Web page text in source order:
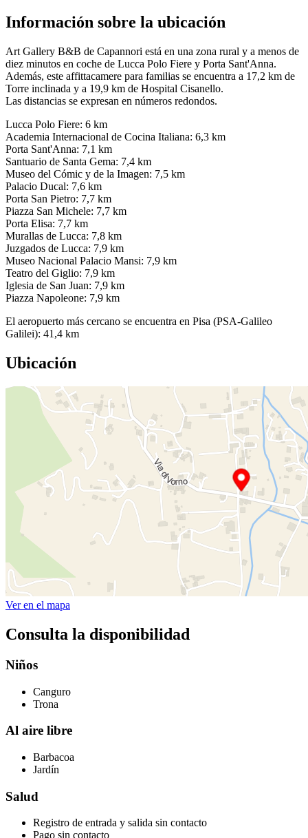
Información sobre la ubicación
Art Gallery B&B de Capannori está en una zona rural y a menos de
diez minutos en coche de Lucca Polo Fiere y Porta Sant'Anna.
Además, este affittacamere para familias se encuentra a 17,2 km de
Torre inclinada y a 19,9 km de Hospital Cisanello.
Las distancias se expresan en números redondos.
Lucca Polo Fiere: 6 km
Academia Internacional de Cocina Italiana: 6,3 km
Porta Sant'Anna: 7,1 km
Santuario de Santa Gema: 7,4 km
Museo del Cómic y de la Imagen: 7,5 km
Palacio Ducal: 7,6 km
Porta San Pietro: 7,7 km
Piazza San Michele: 7,7 km
Porta Elisa: 7,7 km
Murallas de Lucca: 7,8 km
Juzgados de Lucca: 7,9 km
Museo Nacional Palacio Mansi: 7,9 km
Teatro del Giglio: 7,9 km
Iglesia de San Juan: 7,9 km
Piazza Napoleone: 7,9 km
El aeropuerto más cercano se encuentra en Pisa (PSA-Galileo
Galilei): 41,4 km
Ubicación
Ver en el mapa
Consulta la disponibilidad
Niños
Canguro
Trona
Al aire libre
Barbacoa
Jardín
Salud
Registro de entrada y salida sin contacto
Pago sin contacto